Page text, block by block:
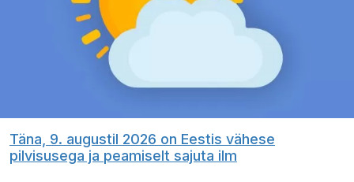
Täna, 9. augustil 2026 on Eestis vähese
pilvisusega ja peamiselt sajuta ilm